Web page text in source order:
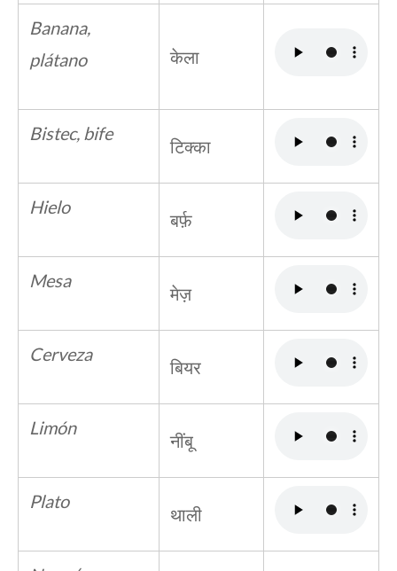
Banana,
plátano
केला
Bistec, bife
टिक्का
Hielo
बर्फ़
Mesa
मेज़
Cerveza
बियर
Limón
नींबू
Plato
थाली